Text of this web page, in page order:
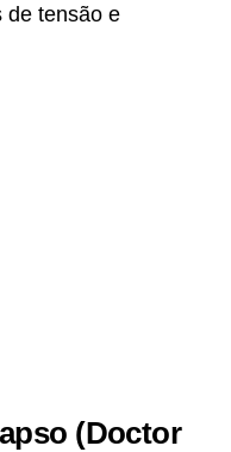
de tensão e
(Doctor